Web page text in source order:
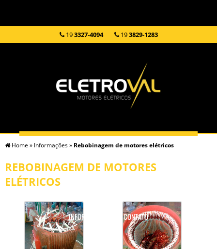
193327-4094 193829-1283
HOME EMPRESA SERVIÇOS PRODUTOS
INFORMAÇÕES CONTATO
Home » Informações» Rebobinagem de motores elétricos
REBOBINAGEM DE MOTORES
ELÉTRICOS